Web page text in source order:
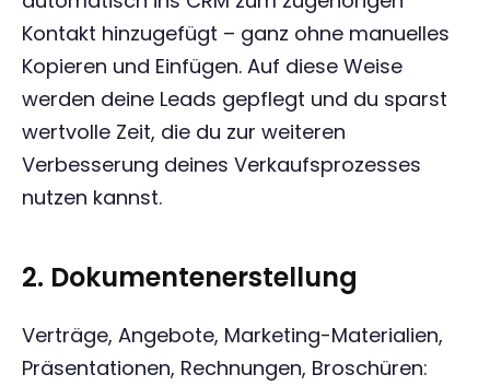
Kontakt hinzugefügt – ganz ohne manuelles
Kopieren und Einfügen. Auf diese Weise
werden deine Leads gepflegt und du sparst
wertvolle Zeit, die du zur weiteren
Verbesserung deines Verkaufsprozesses
nutzen kannst.
2. Dokumentenerstellung
Verträge, Angebote, Marketing-Materialien,
Präsentationen, Rechnungen, Broschüren: